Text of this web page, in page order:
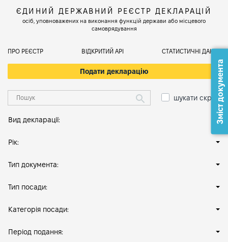
ЄДИНИЙ ДЕРЖАВНИЙ РЕЄСТР ДЕКЛАРАЦІЙ
осіб, уповноважених на виконання функцій держави або місцевого
самоврядування
ПРО РЕЄСТР ВІДКРИТИЙ АРІ СТАТИСТИЧНІ ДАНІ
Подати декларацію
шукати скрізь
Вид декларації:
Рік:
Тип документа:
Тип посади:
Категорія посади:
Період подання:
Зміст документа